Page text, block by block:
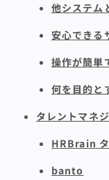
他システム
安心できる
操作が簡単
何を目的と
タレントマネ
HRBrain
banto